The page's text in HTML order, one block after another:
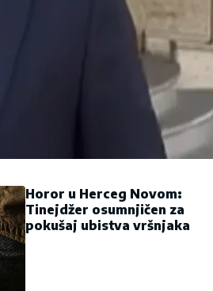
Horor u Herceg Novom:
Tinejdžer osumnjičen za
pokušaj ubistva vršnjaka